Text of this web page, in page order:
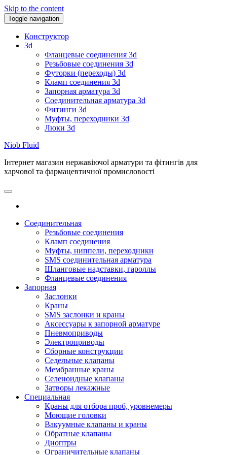
Skip to the content
Toggle navigation
Конструктор
3d
Фланцевые соединения 3d
Резьбовые соединения 3d
Футорки (переходы) 3d
Кламп соединения 3d
Запорная арматура 3d
Соединительная арматура 3d
Фитинги 3d
Муфты, переходники 3d
Люки 3d
Niob Fluid
Інтернет магазин нержавіючої арматури та фітингів для
харчової та фармацевтичної промисловості
Соединительная
Резьбовые соединения
Кламп соединения
Муфты, ниппели, переходники
SMS соединительная арматура
Шланговые надставки, гароллы
Фланцевые соединения
Запорная
Заслонки
Краны
SMS заслонки и краны
Аксессуары к запорной арматуре
Пневмоприводы
Электроприводы
Сборные конструкции
Седельные клапаны
Мембранные краны
Селеноидные клапаны
Затворы лекажные
Специальная
Краны для отбора проб, уровнемеры
Моющие головки
Вакуумные клапаны и краны
Обратные клапаны
Диоптры
Ограничительные клапаны